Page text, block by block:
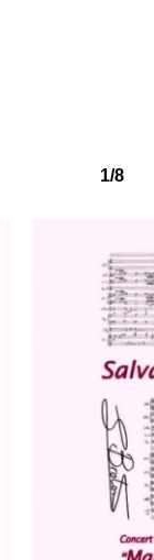
1/8